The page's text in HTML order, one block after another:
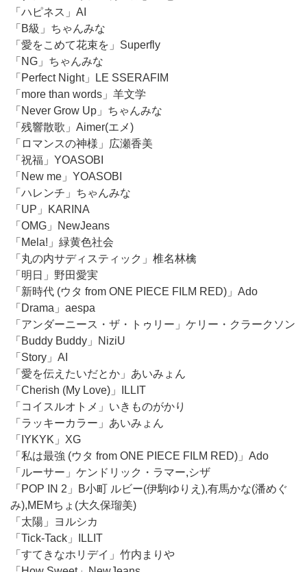
「ハピネス」AI
「B級」ちゃんみな
「愛をこめて花束を」Superfly
「NG」ちゃんみな
「Perfect Night」LE SSERAFIM
「more than words」羊文学
「Never Grow Up」ちゃんみな
「残響散歌」Aimer(エメ)
「ロマンスの神様」広瀬香美
「祝福」YOASOBI
「New me」YOASOBI
「ハレンチ」ちゃんみな
「UP」KARINA
「OMG」NewJeans
「Mela!」緑黄色社会
「丸の内サディスティック」椎名林檎
「明日」野田愛実
「新時代 (ウタ from ONE PIECE FILM RED)」Ado
「Drama」aespa
「アンダーニース・ザ・トゥリー」ケリー・クラークソン
「Buddy Buddy」NiziU
「Story」AI
「愛を伝えたいだとか」あいみょん
「Cherish (My Love)」ILLIT
「コイスルオトメ」いきものがかり
「ラッキーカラー」あいみょん
「IYKYK」XG
「私は最強 (ウタ from ONE PIECE FILM RED)」Ado
「ルーサー」ケンドリック・ラマー,シザ
「POP IN 2」B小町 ルビー(伊駒ゆりえ),有馬かな(潘めぐ
み),MEMちょ(大久保瑠美)
「太陽」ヨルシカ
「Tick-Tack」ILLIT
「すてきなホリデイ」竹内まりや